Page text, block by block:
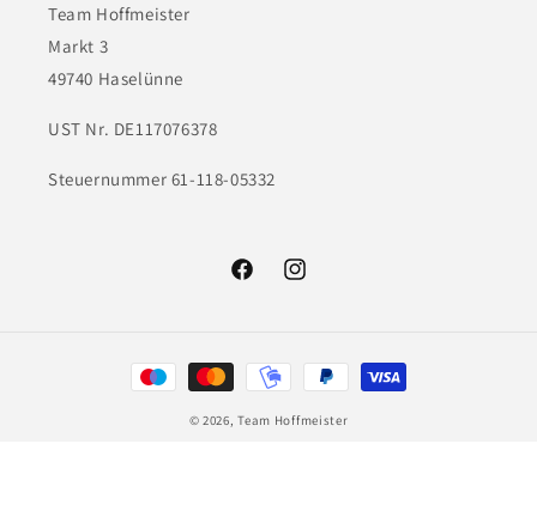
Team Hoffmeister
Markt 3
49740 Haselünne
UST Nr. DE117076378
Steuernummer 61-118-05332
FacebookInstagram
Zahlungsmethoden
© 2026,Team Hoffmeister